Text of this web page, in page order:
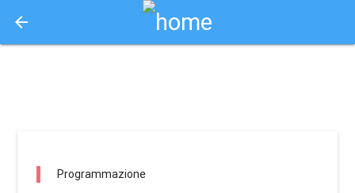
arrow_back
Programmazione